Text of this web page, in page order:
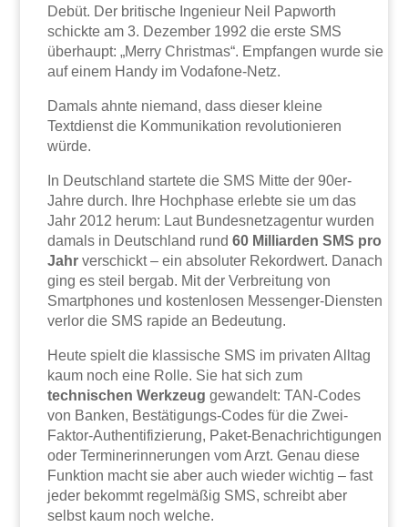
Debüt. Der britische Ingenieur Neil Papworth
schickte am 3. Dezember 1992 die erste SMS
überhaupt: „Merry Christmas“. Empfangen wurde sie
auf einem Handy im Vodafone-Netz.
Damals ahnte niemand, dass dieser kleine
Textdienst die Kommunikation revolutionieren
würde.
In Deutschland startete die SMS Mitte der 90er-
Jahre durch. Ihre Hochphase erlebte sie um das
Jahr 2012 herum: Laut Bundesnetzagentur wurden
damals in Deutschland rund60 Milliarden SMS pro
Jahr verschickt – ein absoluter Rekordwert. Danach
ging es steil bergab. Mit der Verbreitung von
Smartphones und kostenlosen Messenger-Diensten
verlor die SMS rapide an Bedeutung.
Heute spielt die klassische SMS im privaten Alltag
kaum noch eine Rolle. Sie hat sich zum
technischen Werkzeug gewandelt: TAN-Codes
von Banken, Bestätigungs-Codes für die Zwei-
Faktor-Authentifizierung, Paket-Benachrichtigungen
oder Terminerinnerungen vom Arzt. Genau diese
Funktion macht sie aber auch wieder wichtig – fast
jeder bekommt regelmäßig SMS, schreibt aber
selbst kaum noch welche.